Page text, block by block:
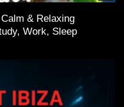
& Relaxing
Work, Sleep